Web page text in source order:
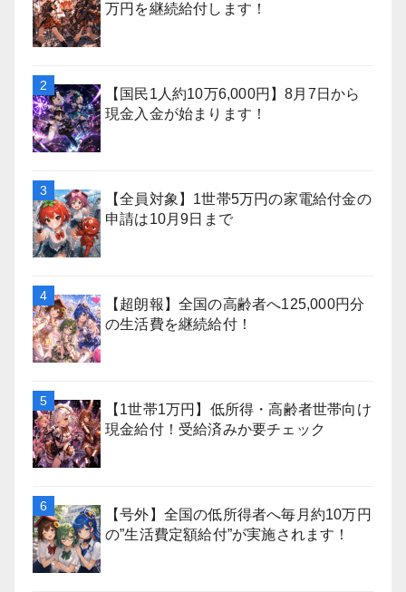
万円を継続給付します！
【国民1人約10万6,000円】8月7日から
現金入金が始まります！
【全員対象】1世帯5万円の家電給付金の
申請は10月9日まで
【超朗報】全国の高齢者へ125,000円分
の生活費を継続給付！
【1世帯1万円】低所得・高齢者世帯向け
現金給付！受給済みか要チェック
【号外】全国の低所得者へ毎月約10万円
の”生活費定額給付”が実施されます！